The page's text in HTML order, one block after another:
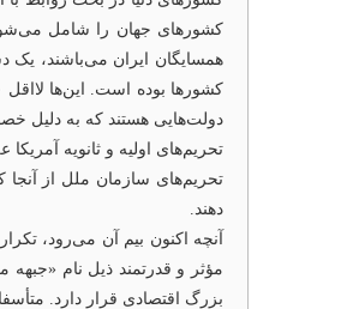
کشورهای جهان را شامل
همسایگان ایران می‌باشند، یک
دولت‌هایی هستند که به دلیل
تحریم‌های اولیه و ثانویه آمریکا علیه ایران حمایت می‌کردند. این‌ها بین ۲۰
تحریم‌های سازمان ملل از
دهند.
آنچه اکنون بیم آن می‌رود،
مؤثر و قدرتمند ذیل نام
بزرگ اقتصادی قرار دارد.